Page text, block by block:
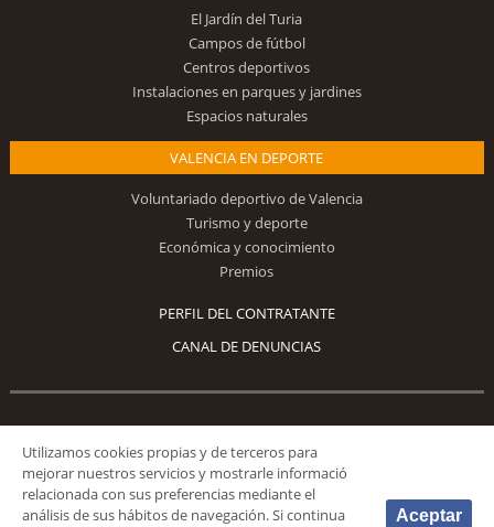
El Jardín del Turia
Campos de fútbol
Centros deportivos
Instalaciones en parques y jardines
Espacios naturales
VALENCIA EN DEPORTE
Voluntariado deportivo de Valencia
Turismo y deporte
Económica y conocimiento
Premios
PERFIL DEL CONTRATANTE
CANAL DE DENUNCIAS
Síguenos
Utilizamos cookies propias y de terceros para
mejorar nuestros servicios y mostrarle informació
relacionada con sus preferencias mediante el
análisis de sus hábitos de navegación. Si continua
Aceptar